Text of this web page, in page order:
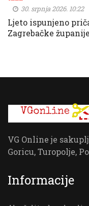
30. srpnja 2026. 10:22
Ljeto ispunjeno
Zagrebačke županije
VG Online je
Goricu, Turopolje,
Informacije